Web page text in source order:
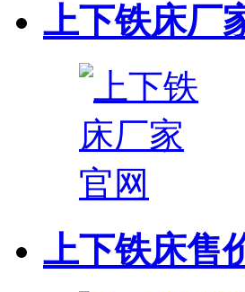
上下铁床厂
上下铁床售